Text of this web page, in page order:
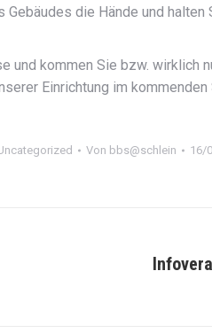
die Hände und halten
und kommen Sie bzw. wirklich
Einrichtung im
Von bbs@schlein 16/